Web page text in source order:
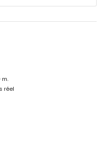
de 100 mètres de la
Denia (à moins de 5 kilomètres
(à moins de 10 kilomètres de la
de Santé (à moins de 200
moins de 100 kilomètres de la
: Valence (> 100 kilomètres)
pas autorisés
les familles avec enfants
le prix de location de cette
m.
réel